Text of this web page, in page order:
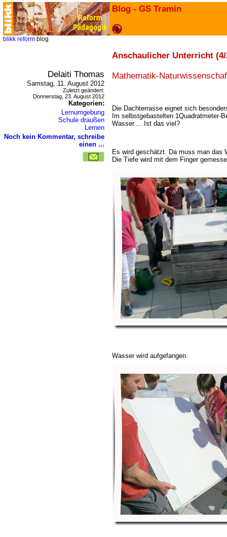
Blog - GS Tramin
blikk reform blog
Anschaulicher Unterricht (4/
Delaiti Thomas
Samstag, 11. August 2012
Zuletzt geändert:
Donnerstag, 23. August 2012
Kategorien:
Lernumgebung
Schule draußen
Lernen
Noch kein Kommentar, schreibe
einen ...
Mathematik-
Die Dachterrasse eignet sich
Im selbstgebastelten 1Quadratmeter-
Wasser.... Ist das viel?
Es wird geschätzt. Da muss man das
Die Tiefe wird mit dem Finger
Wasser wird aufgefangen.